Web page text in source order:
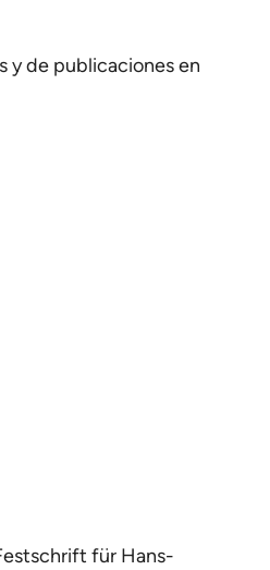
y de publicaciones en
für Hans-